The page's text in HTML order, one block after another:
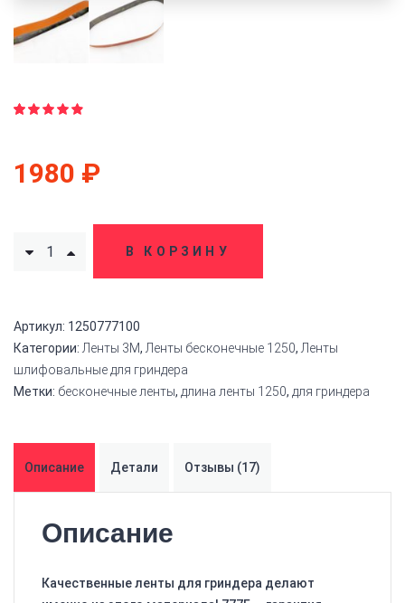
основе
опроса
1980 ₽
В КОРЗИНУ
Артикул: 1250777100
Категории: Ленты 3M, Ленты бесконечные 1250, Ленты
шлифовальные для гриндера
Метки: бесконечные ленты, длина ленты 1250, для гриндера
Описание Детали Отзывы (17)
Описание
Качественные ленты для гриндера делают